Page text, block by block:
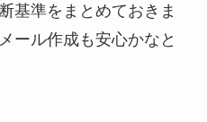
基準をまとめておきま
ール作成も安心かなと